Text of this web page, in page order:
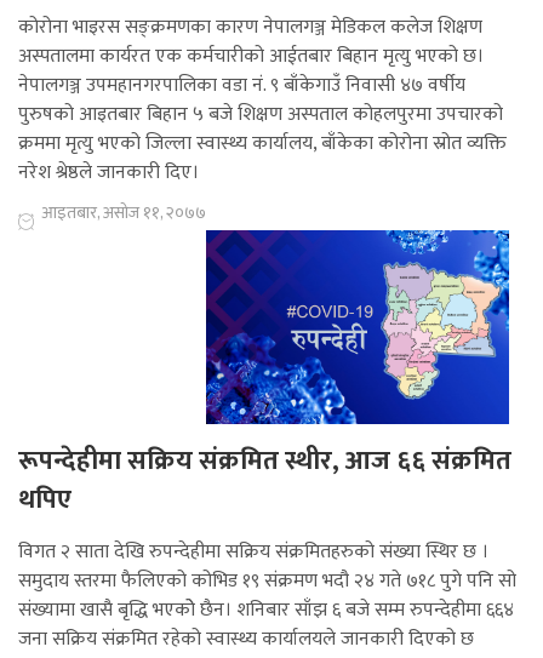
कोरोना भाइरस सङ्क्रमणका कारण नेपालगञ्ज मेडिकल कलेज शिक्षण
अस्पतालमा कार्यरत एक कर्मचारीको आईतबार बिहान मृत्यु भएको छ।
नेपालगञ्ज उपमहानगरपालिका वडा नं. ९ बाँकेगाउँ निवासी ४७ वर्षीय
पुरुषको आइतबार बिहान ५ बजे शिक्षण अस्पताल कोहलपुरमा उपचारको
क्रममा मृत्यु भएको जिल्ला स्वास्थ्य कार्यालय, बाँकेका कोरोना स्रोत व्यक्ति
नरेश श्रेष्ठले जानकारी दिए।
आइतबार, असोज ११, २०७७
रूपन्देहीमा सक्रिय संक्रमित स्थीर, आज ६६ संक्रमित
थपिए
विगत २ साता देखि रुपन्देहीमा सक्रिय संक्रमितहरुको संख्या स्थिर छ ।
समुदाय स्तरमा फैलिएको कोभिड १९ संक्रमण भदौ २४ गते ७१८ पुगे पनि सो
संख्यामा खासै बृद्धि भएकोे छैन। शनिबार साँझ ६ बजे सम्म रुपन्देहीमा ६६४
जना सक्रिय संक्रमित रहेको स्वास्थ्य कार्यालयले जानकारी दिएको छ